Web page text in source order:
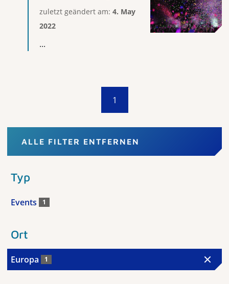
zuletzt geändert am: 4. May
2022
...
1
ALLE FILTER ENTFERNEN
Typ
Events 1
Ort
Europa 1